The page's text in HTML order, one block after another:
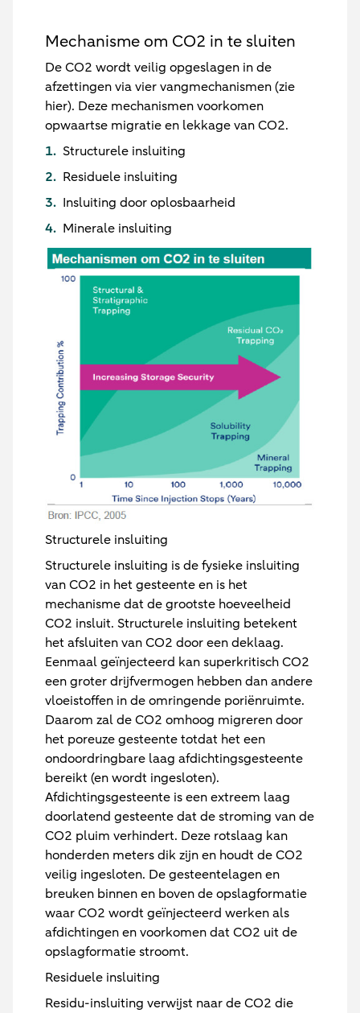
Mechanisme om CO2 in te sluiten
De CO2 wordt veilig opgeslagen in de
afzettingen via vier vangmechanismen (zie
hier). Deze mechanismen voorkomen
opwaartse migratie en lekkage van CO2.
Structurele insluiting
Residuele insluiting
Insluiting door oplosbaarheid
Minerale insluiting
Structurele insluiting
Structurele insluiting is de fysieke insluiting
van CO2 in het gesteente en is het
mechanisme dat de grootste hoeveelheid
CO2 insluit. Structurele insluiting betekent
het afsluiten van CO2 door een deklaag.
Eenmaal geïnjecteerd kan superkritisch CO2
een groter drijfvermogen hebben dan andere
vloeistoffen in de omringende poriënruimte.
Daarom zal de CO2 omhoog migreren door
het poreuze gesteente totdat het een
ondoordringbare laag afdichtingsgesteente
bereikt (en wordt ingesloten).
Afdichtingsgesteente is een extreem laag
doorlatend gesteente dat de stroming van de
CO2 pluim verhindert. Deze rotslaag kan
honderden meters dik zijn en houdt de CO2
veilig ingesloten. De gesteentelagen en
breuken binnen en boven de opslagformatie
waar CO2 wordt geïnjecteerd werken als
afdichtingen en voorkomen dat CO2 uit de
opslagformatie stroomt.
Residuele insluiting
Residu-insluiting verwijst naar de CO2 die